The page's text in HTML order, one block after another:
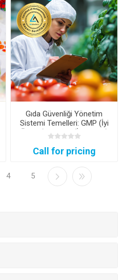
Gıda Güvenliği Yönetim
Sistemi Temelleri: GMP (İyi
Üretim) ve GHP (İyi Hijyen)
Uygulamaları Eğitimi
(Şirketlere Özel)
Call for pricing
4 5